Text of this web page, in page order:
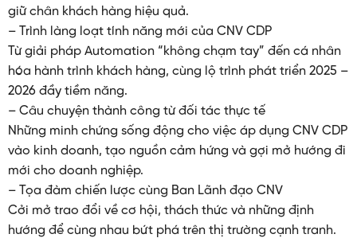
giữ chân khách hàng hiệu quả.
– Trình làng loạt tính năng mới của CNV CDP
Từ giải pháp Automation “không chạm tay” đến cá nhân
hóa hành trình khách hàng, cùng lộ trình phát triển 2025 –
2026 đầy tiềm năng.
– Câu chuyện thành công từ đối tác thực tế
Những minh chứng sống động cho việc áp dụng CNV CDP
vào kinh doanh, tạo nguồn cảm hứng và gợi mở hướng đi
mới cho doanh nghiệp.
– Tọa đàm chiến lược cùng Ban Lãnh đạo CNV
Cởi mở trao đổi về cơ hội, thách thức và những định
hướng để cùng nhau bứt phá trên thị trường cạnh tranh.